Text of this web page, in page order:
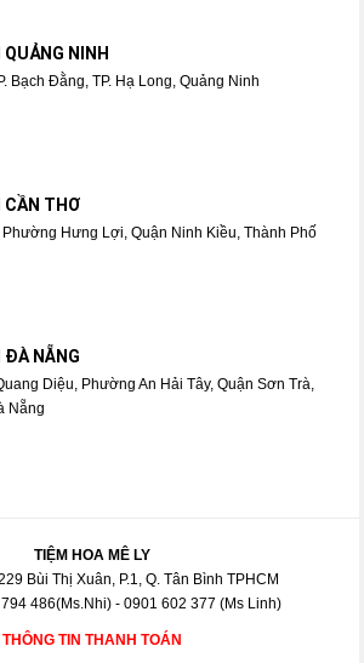
NINH
Bạch Đằng, TP. Hạ Long, Quảng Ninh
CẦN THƠ
Phường Hưng Lợi, Quận Ninh Kiều, Thành Phố
ĐÀ NẴNG
Diệu, Phường An Hải Tây, Quận Sơn Trà,
Nẵng
TIỆM HOA MÊ LY
Bùi Thị Xuân, P.1, Q. Tân Bình TPHCM
486(Ms.Nhi) - 0901 602 377 (Ms Linh)
THÔNG TIN THANH TOÁN